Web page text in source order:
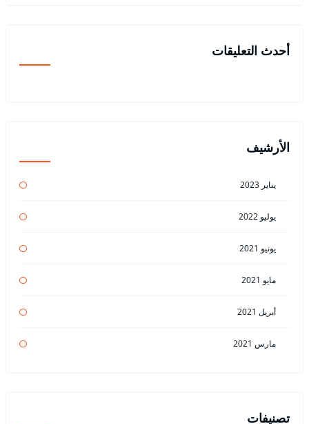
أحدث التعليقات
الأرشيف
يناير 2023
يوليو 2022
يونيو 2021
مايو 2021
أبريل 2021
مارس 2021
تصنيفات